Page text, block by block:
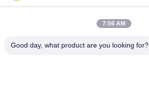
Teléfono
7:56 AM
Good day, what product are you looking for?